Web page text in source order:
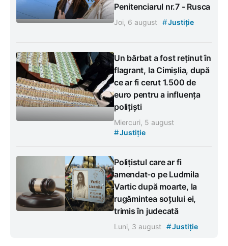
Penitenciarul nr.7 - Rusca
Joi, 6 august #Justiție
Un bărbat a fost reținut în
flagrant, la Cimișlia, după
ce ar fi cerut 1.500 de
euro pentru a influența
polițiști
Miercuri, 5 august
#Justiție
Polițistul care ar fi
amendat-o pe Ludmila
Vartic după moarte, la
rugămintea soțului ei,
trimis în judecată
Luni, 3 august #Justiție